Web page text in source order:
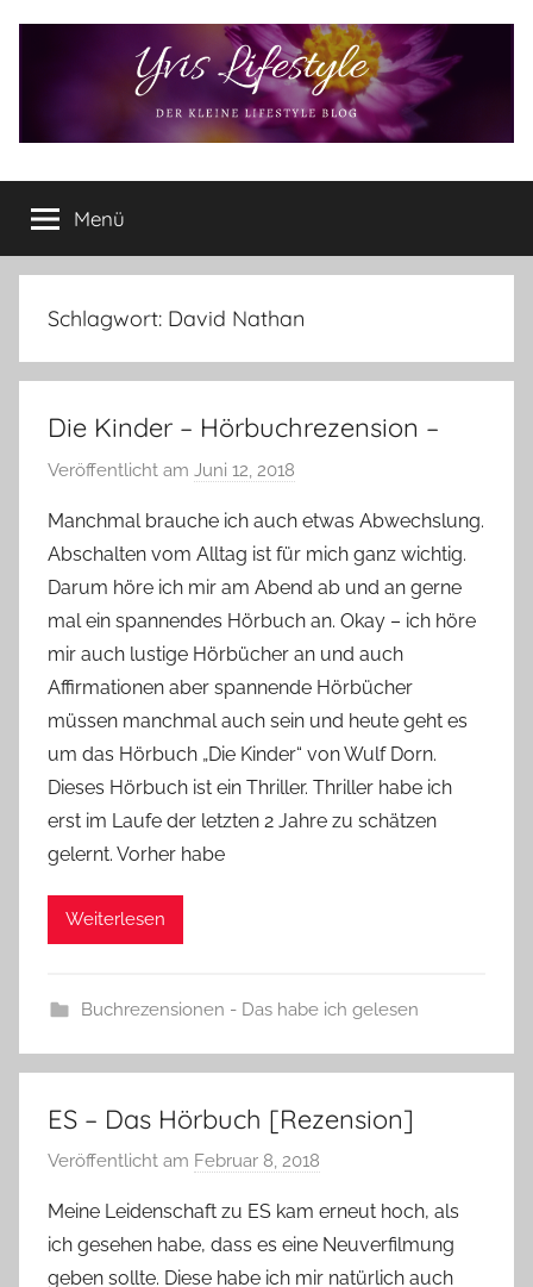
Yvis
Lifestyle
Lifestyle
Blog
–
Lifestyle,
Produkttests
vieles
Menü
Schlagwort: David Nathan
Die Kinder – Hörbuchrezension –
Veröffentlicht am Juni 12, 2018
n
Y
v
o
n
n
e
Manchmal brauche ich auch etwas Abwechslung.
Abschalten vom Alltag ist für mich ganz wichtig.
Darum höre ich mir am Abend ab und an gerne
mal ein spannendes Hörbuch an. Okay – ich höre
mir auch lustige Hörbücher an und auch
Affirmationen aber spannende Hörbücher
müssen manchmal auch sein und heute geht es
um das Hörbuch „Die Kinder“ von Wulf Dorn.
Dieses Hörbuch ist ein Thriller. Thriller habe ich
erst im Laufe der letzten 2 Jahre zu schätzen
gelernt. Vorher habe
Weiterlesen
Buchrezensionen - Das habe ich gelesen
ES – Das Hörbuch [Rezension]
Veröffentlicht am Februar 8, 2018
n
Y
Meine Leidenschaft zu ES kam erneut hoch, als
ich gesehen habe, dass es eine Neuverfilmung
geben sollte. Diese habe ich mir natürlich auch